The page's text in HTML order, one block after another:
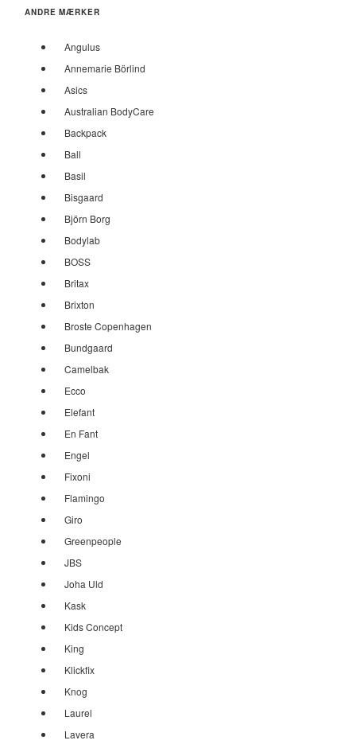
ANDRE MÆRKER
Angulus
Annemarie Börlind
Asics
Australian BodyCare
Backpack
Ball
Basil
Bisgaard
Björn Borg
Bodylab
BOSS
Britax
Brixton
Broste Copenhagen
Bundgaard
Camelbak
Ecco
Elefant
En Fant
Engel
Fixoni
Flamingo
Giro
Greenpeople
JBS
Joha Uld
Kask
Kids Concept
King
Klickfix
Knog
Laurel
Lavera